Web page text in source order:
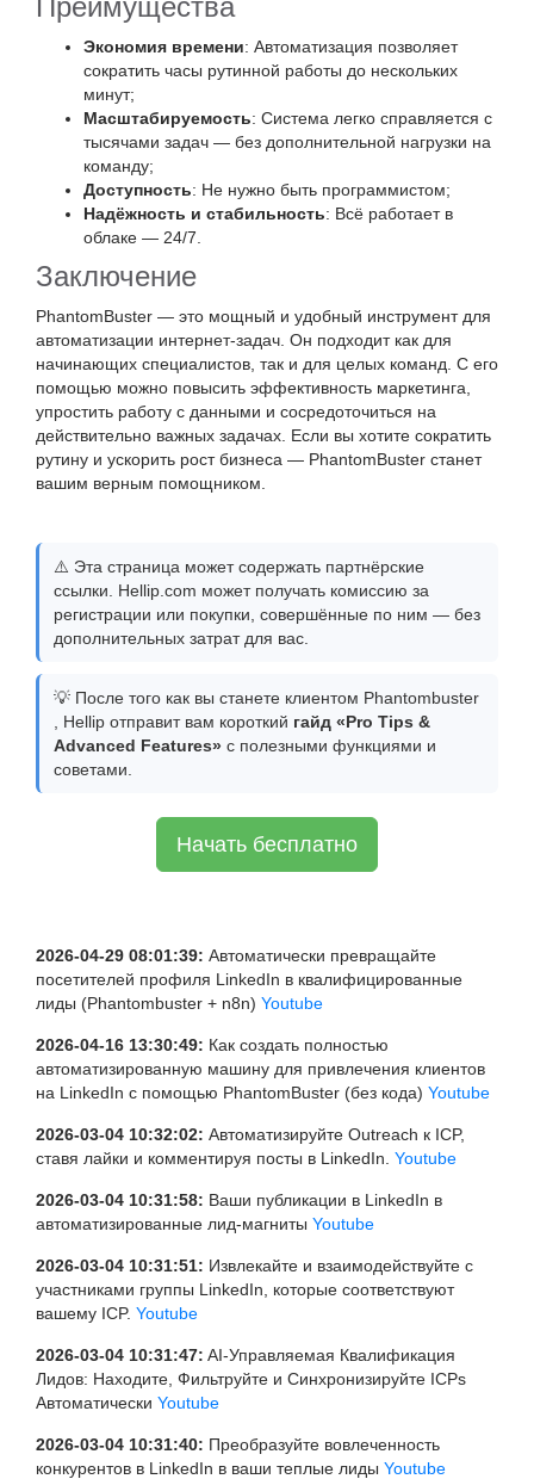
Преимущества
Экономия времени: Автоматизация позволяет
сократить часы рутинной работы до нескольких
минут;
Масштабируемость: Система легко справляется с
тысячами задач — без дополнительной нагрузки на
команду;
Доступность: Не нужно быть программистом;
Надёжность и стабильность: Всё работает в
облаке — 24/7.
Заключение
PhantomBuster — это мощный и удобный инструмент для
автоматизации интернет-задач. Он подходит как для
начинающих специалистов, так и для целых команд. С его
помощью можно повысить эффективность маркетинга,
упростить работу с данными и сосредоточиться на
действительно важных задачах. Если вы хотите сократить
рутину и ускорить рост бизнеса — PhantomBuster станет
вашим верным помощником.
⚠️ Эта страница может содержать партнёрские
ссылки. Hellip.com может получать комиссию за
регистрации или покупки, совершённые по ним — без
дополнительных затрат для вас.
💡 После того как вы станете клиентом Phantombuster
, Hellip отправит вам короткий гайд «Pro Tips &
Advanced Features» с полезными функциями и
советами.
Начать бесплатно
2026-04-29 08:01:39: Автоматически превращайте
посетителей профиля LinkedIn в квалифицированные
лиды (Phantombuster + n8n) Youtube
2026-04-16 13:30:49: Как создать полностью
автоматизированную машину для привлечения клиентов
на LinkedIn с помощью PhantomBuster (без кода) Youtube
2026-03-04 10:32:02: Автоматизируйте Outreach к ICP,
ставя лайки и комментируя посты в LinkedIn. Youtube
2026-03-04 10:31:58: Ваши публикации в LinkedIn в
автоматизированные лид-магниты Youtube
2026-03-04 10:31:51: Извлекайте и взаимодействуйте с
участниками группы LinkedIn, которые соответствуют
вашему ICP. Youtube
2026-03-04 10:31:47: AI-Управляемая Квалификация
Лидов: Находите, Фильтруйте и Синхронизируйте ICPs
Автоматически Youtube
2026-03-04 10:31:40: Преобразуйте вовлеченность
конкурентов в LinkedIn в ваши теплые лиды Youtube